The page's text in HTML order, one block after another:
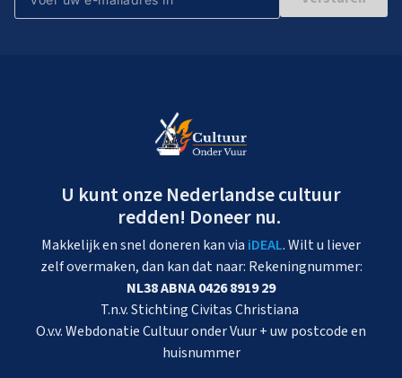
U kunt onze Nederlandse cultuur
redden! Doneer nu.
Makkelijk en snel doneren kan via iDEAL. Wilt u liever
zelf overmaken, dan kan dat naar: Rekeningnummer:
NL38 ABNA 0426 8919 29
T.n.v. Stichting Civitas Christiana
O.v.v. Webdonatie Cultuur onder Vuur + uw postcode en
huisnummer